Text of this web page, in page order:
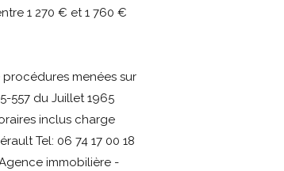
1 270 € et 1 760 €
menées sur
557 du Juillet 1965
inclus charge
Tel: 06 74 17 00 18
immobilière -